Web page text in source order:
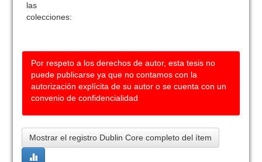
las
colecciones:
Por respeto a los derechos de autor, esta tesis no
puede publicarse ya que no contamos con la
autorización explícita de su autor o se cuenta con un
convenio de confidencialidad
Mostrar el registro Dublin Core completo del ítem